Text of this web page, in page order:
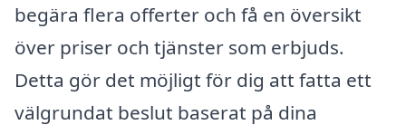
begära flera offerter och få en översikt
över priser och tjänster som erbjuds.
Detta gör det möjligt för dig att fatta ett
välgrundat beslut baserat på dina